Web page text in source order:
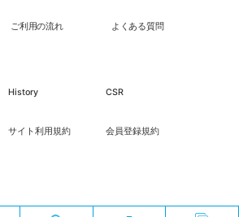
ご利用の流れ よくある質問
History CSR
サイト利用規約 会員登録規約